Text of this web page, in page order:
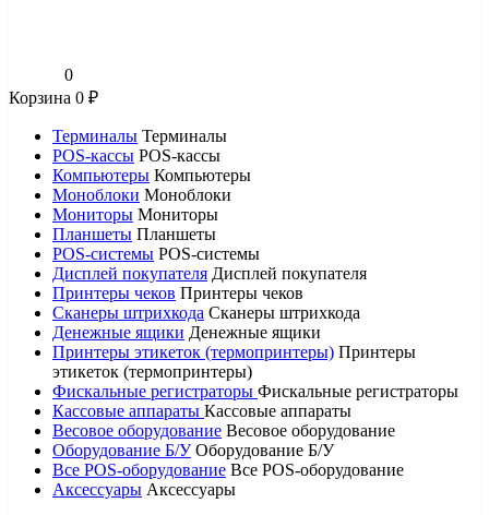
0
Корзина 0 ₽
Терминалы Терминалы
POS-кассы POS-кассы
Компьютеры Компьютеры
Моноблоки Моноблоки
Мониторы Мониторы
Планшеты Планшеты
POS-системы POS-системы
Дисплей покупателя Дисплей покупателя
Принтеры чеков Принтеры чеков
Сканеры штрихкода Сканеры штрихкода
Денежные ящики Денежные ящики
Принтеры этикеток (термопринтеры) Принтеры
этикеток (термопринтеры)
Фискальные регистраторы Фискальные регистраторы
Кассовые аппараты Кассовые аппараты
Весовое оборудование Весовое оборудование
Оборудование Б/У Оборудование Б/У
Все POS-оборудование Все POS-оборудование
Аксессуары Аксессуары